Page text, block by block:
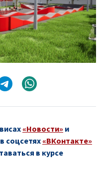
«Новости» и
соцсетях«ВКонтакте»
в курсе